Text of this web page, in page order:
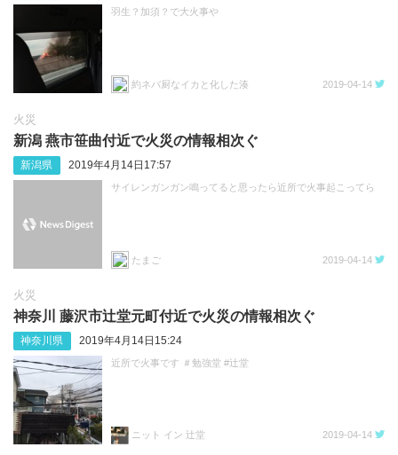
羽生？加須？で大火事や
約ネバ厨なイカと化した湊 2019-04-14
火災
新潟 燕市笹曲付近で火災の情報相次ぐ
新潟県 2019年4月14日17:57
サイレンガンガン鳴ってると思ったら近所で火事起こってら
たまご 2019-04-14
火災
神奈川 藤沢市辻堂元町付近で火災の情報相次ぐ
神奈川県 2019年4月14日15:24
近所で火事です ＃勉強堂 #辻堂
ニット イン 辻堂 2019-04-14